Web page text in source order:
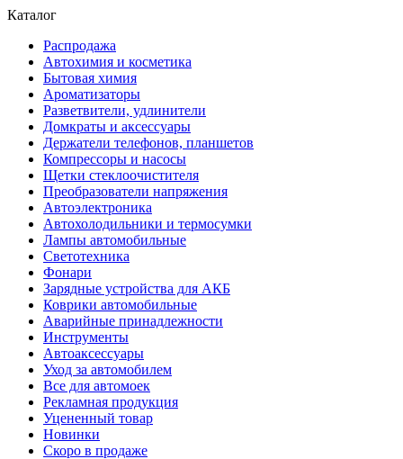
Каталог
Распродажа
Автохимия и косметика
Бытовая химия
Ароматизаторы
Разветвители, удлинители
Домкраты и аксессуары
Держатели телефонов, планшетов
Компрессоры и насосы
Щетки стеклоочистителя
Преобразователи напряжения
Автоэлектроника
Автохолодильники и термосумки
Лампы автомобильные
Светотехника
Фонари
Зарядные устройства для АКБ
Коврики автомобильные
Аварийные принадлежности
Инструменты
Автоаксессуары
Уход за автомобилем
Все для автомоек
Рекламная продукция
Уцененный товар
Новинки
Скоро в продаже